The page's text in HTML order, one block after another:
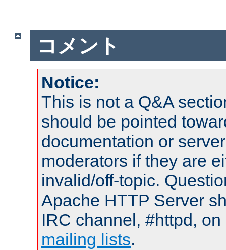
コメント
Notice:
This is not a Q&A
should be pointed
documentation or
moderators if they are
invalid/off-topic.
Apache HTTP Server
IRC channel, #httpd,
mailing lists.